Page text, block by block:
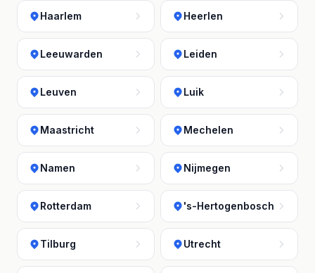
Haarlem Heerlen
Leeuwarden Leiden
Leuven Luik
Maastricht Mechelen
Namen Nijmegen
Rotterdam 's-Hertogenbosch
Tilburg Utrecht